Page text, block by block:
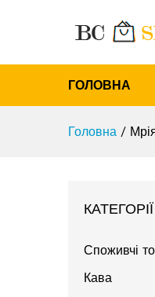
ГОЛОВНА
Головна /
КАТЕГОРІЇ
Споживчі
Кава